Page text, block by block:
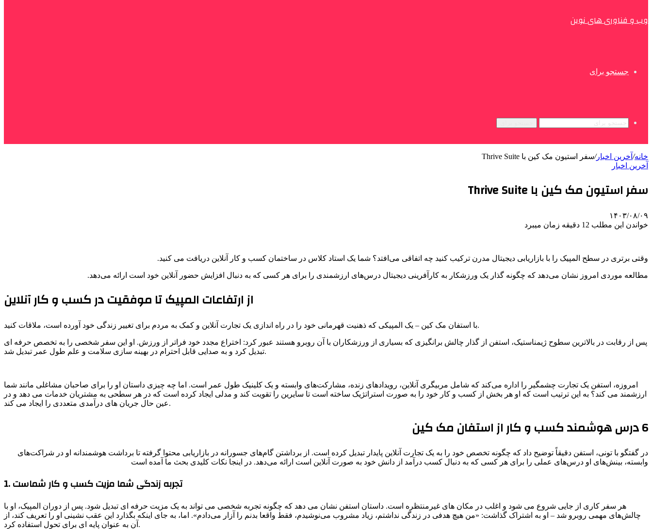
وب و فناوری های نوین
جستجو برای
خانه/ آخرین اخبار/سفر استیون مک کین با Thrive Suite
آخرین اخبار
سفر استیون مک کین با Thrive Suite
۱۴۰۳/۰۸/۰۹
خواندن این مطلب 12 دقیقه زمان میبرد
وقتی برتری در سطح المپیک را با بازاریابی دیجیتال مدرن ترکیب کنید چه اتفاقی می‌افتد؟ شما یک استاد کلاس در ساختمان کسب و کار آنلاین دریافت می کنید.
مطالعه موردی امروز نشان می‌دهد که چگونه گذار یک ورزشکار به کارآفرینی دیجیتال درس‌های ارزشمندی را برای هر کسی که به دنبال افزایش حضور آنلاین خود است ارائه می‌دهد.
از ارتفاعات المپیک تا موفقیت در کسب و کار آنلاین
با استفان مک کین – یک المپیکی که ذهنیت قهرمانی خود را در راه اندازی یک تجارت آنلاین و کمک به مردم برای تغییر زندگی خود آورده است، ملاقات کنید.
پس از رقابت در بالاترین سطوح ژیمناستیک، استفن از گذار چالش برانگیزی که بسیاری از ورزشکاران با آن روبرو هستند عبور کرد: اختراع مجدد خود فراتر از ورزش. او این سفر شخصی را به تخصص حرفه ای
تبدیل کرد و به صدایی قابل احترام در بهینه سازی سلامت و علم طول عمر تبدیل شد.
امروزه، استفن یک تجارت چشمگیر را اداره می‌کند که شامل مربیگری آنلاین، رویدادهای زنده، مشارکت‌های وابسته و یک کلینیک طول عمر است. اما چه چیزی داستان او را برای صاحبان مشاغلی مانند شما
ارزشمند می کند؟ به این ترتیب است که او هر بخش از کسب و کار خود را به صورت استراتژیک ساخته است تا سایرین را تقویت کند و مدلی ایجاد کرده است که در هر سطحی به مشتریان خدمات می دهد و در
عین حال جریان های درآمدی متعددی را ایجاد می کند.
6 درس هوشمند کسب و کار از استفان مک کین
در گفتگو با تونی، استفن دقیقاً توضیح داد که چگونه تخصص خود را به یک تجارت آنلاین پایدار تبدیل کرده است. از برداشتن گام‌های جسورانه در بازاریابی محتوا گرفته تا برداشت هوشمندانه او در شراکت‌های
وابسته، بینش‌های او درس‌های عملی را برای هر کسی که به دنبال کسب درآمد از دانش خود به صورت آنلاین است ارائه می‌دهد. در اینجا نکات کلیدی بحث ما آمده است
1. تجربه زندگی شما مزیت کسب و کار شماست
هر سفر کاری از جایی شروع می شود و اغلب در مکان های غیرمنتظره است. داستان استفن نشان می دهد که چگونه تجربه شخصی می تواند به یک مزیت حرفه ای تبدیل شود. پس از دوران المپیک، او با
چالش‌های مهمی روبرو شد – او به اشتراک گذاشت: «من هیچ هدفی در زندگی نداشتم، زیاد مشروب می‌نوشیدم، فقط واقعا بدنم را آزار می‌دادم». اما، به جای اینکه بگذارد این عقب نشینی او را تعریف کند، از
آن به عنوان پایه ای برای تحول استفاده کرد.